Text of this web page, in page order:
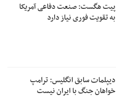
پیت هگست: صنعت دفاعی آمریکا
به تقویت فوری نیاز دارد
دیپلمات سابق انگلیس:‌ ترامپ
خواهان جنگ با ایران نیست